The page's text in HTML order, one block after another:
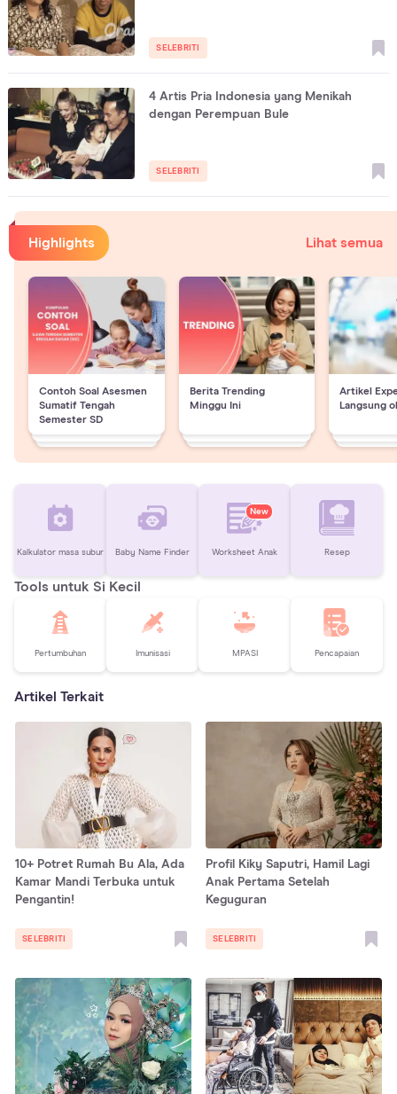
SELEBRITI
4 Artis Pria Indonesia yang Menikah
dengan Perempuan Bule
SELEBRITI
Highlights Lihat semua
Contoh Soal Asesmen
Sumatif Tengah
Semester SD
Berita Trending
Minggu Ini
Artikel
Langsung
Kalkulator masa subur Baby Name Finder
New
Worksheet Anak Resep
Tools untuk Si Kecil
Pertumbuhan Imunisasi MPASI Pencapaian
Artikel Terkait
10+ Potret Rumah Bu Ala, Ada
Kamar Mandi Terbuka untuk
Pengantin!
SELEBRITI
Profil Kiky Saputri, Hamil Lagi
Anak Pertama Setelah
Keguguran
SELEBRITI